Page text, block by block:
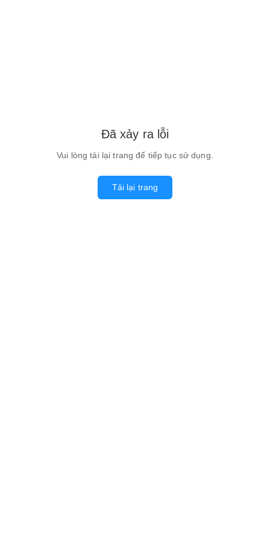
Đã xảy ra lỗi
Vui lòng tải lại trang để tiếp tục sử dụng.
Tải lại trang